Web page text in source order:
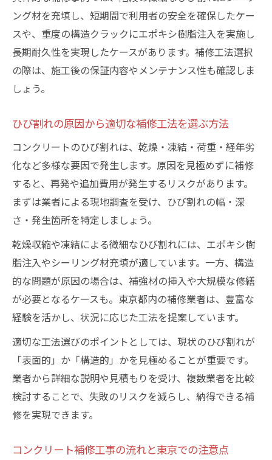
ング材を充填し、短期間で利用者の安全を確保したケー
スや、重度の構造クラックにエポキシ樹脂注入を実施し
長期耐久性を実現したケースがあります。補修工法選択
の際は、施工後の保証内容やメンテナンス性も確認しま
しょう。
ひび割れの原因から適切な補修工法を選ぶ方法
コンクリートのひび割れは、乾燥・凍結・荷重・経年劣
化など多様な要因で発生します。原因を見極めずに補修
すると、再発や追加費用が発生するリスクがあります。
まずは業者による現地調査を受け、ひび割れの幅・深
さ・発生箇所を特定しましょう。
乾燥収縮や凍結による微細なひび割れには、エポキシ樹
脂注入やシーリング材充填が適しています。一方、構造
的な問題が原因の場合は、補強材の挿入や大規模な修繕
が必要となるケースも。東京都内の補修業者は、豊富な
経験を活かし、状況に応じた工法を提案しています。
適切な工法選びのポイントとしては、現状のひび割れが
「表面的」か「構造的」かを見極めることが重要です。
業者から詳細な説明や見積もりを受け、複数業者を比較
検討することで、失敗のリスクを減らし、納得できる補
修を実現できます。
コンクリート補修工事の流れと東京での注意点